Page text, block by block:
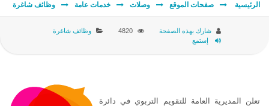
الرئيسية صفحات الموقع وصلات خدمات عامة وظائف شاغرة
شارك بهذه الصفحة 4820
وظائف شاغرة
إستمع
تعلن المديرية العامة للتقويم التربوي في دائرة